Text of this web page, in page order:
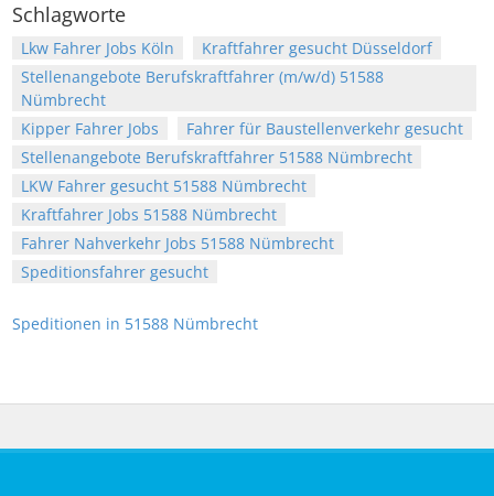
Schlagworte
Lkw Fahrer Jobs Köln
Kraftfahrer gesucht Düsseldorf
Stellenangebote Berufskraftfahrer (m/w/d) 51588
Nümbrecht
Kipper Fahrer Jobs
Fahrer für Baustellenverkehr gesucht
Stellenangebote Berufskraftfahrer 51588 Nümbrecht
LKW Fahrer gesucht 51588 Nümbrecht
Kraftfahrer Jobs 51588 Nümbrecht
Fahrer Nahverkehr Jobs 51588 Nümbrecht
Speditionsfahrer gesucht
Speditionen in 51588 Nümbrecht